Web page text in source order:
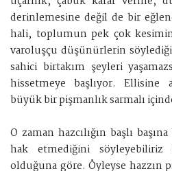
derinlemesine değil de bir
hali, toplumun pek çok
varoluşçu düşünürlerin
sahici birtakım şeyleri
hissetmeye başlıyor. Ellisine
büyük bir pişmanlık sarmalı
O zaman hazcılığın başlı
hak etmediğini söyleyebiliriz
olduğuna göre. Öyleyse hazzın